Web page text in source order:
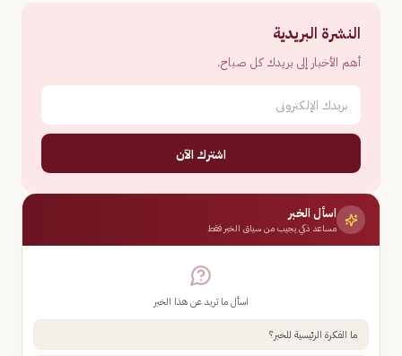
النشرة البريدية
أهم الأخبار إلى بريدك كل صباح.
اشترك الآن
اسأل الخبر
مساعد ذكي يجيب من سياق الخبر فقط
اسأل ما تريد عن هذا الخبر
ما الفكرة الرئيسية للخبر؟